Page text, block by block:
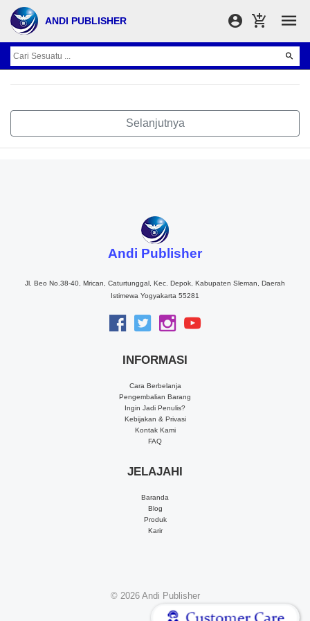
ANDI PUBLISHER
Selanjutnya
Andi Publisher
Jl. Beo No.38-40, Mrican, Caturtunggal, Kec. Depok, Kabupaten Sleman, Daerah
Istimewa Yogyakarta 55281
INFORMASI
Cara Berbelanja
Pengembalian Barang
Ingin Jadi Penulis?
Kebijakan & Privasi
Kontak Kami
FAQ
JELAJAHI
Baranda
Blog
Produk
Karir
© 2026 Andi Publisher